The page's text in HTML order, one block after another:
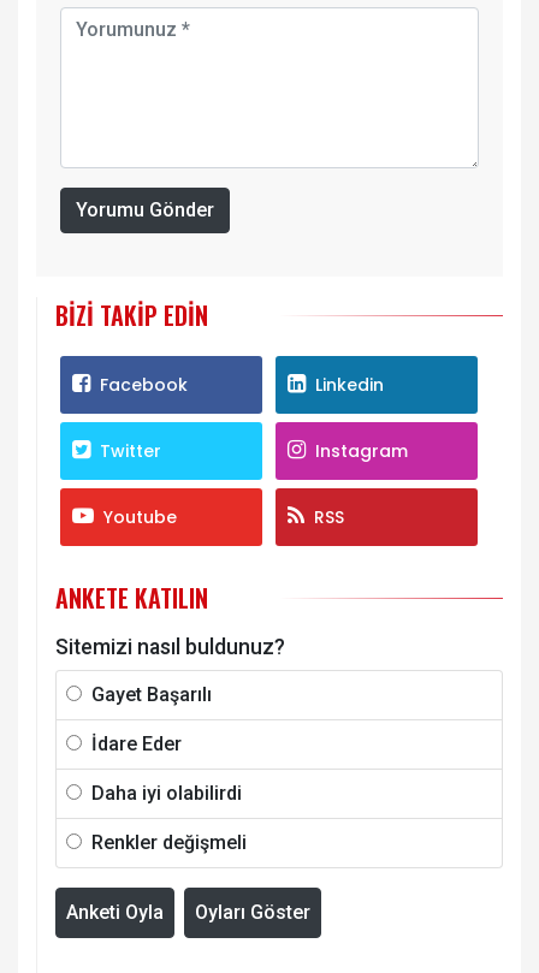
Yorumu Gönder
BIZI TAKIP EDIN
Facebook Linkedin
Twitter Instagram
Youtube RSS
ANKETE KATILIN
Sitemizi nasıl buldunuz?
Gayet Başarılı
İdare Eder
Daha iyi olabilirdi
Renkler değişmeli
Anketi Oyla Oyları Göster